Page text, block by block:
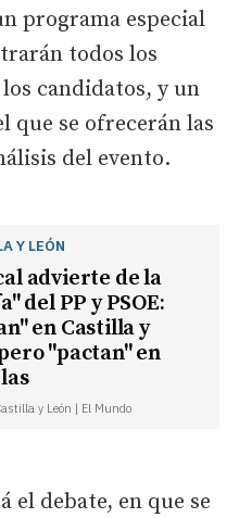
programa especial
todos los
candidatos, y un
que se ofrecerán las
del evento.
Y LEÓN
advierte de la
del PP y PSOE:
en Castilla y
"pactan" en
y León | El Mundo
el debate, en que se